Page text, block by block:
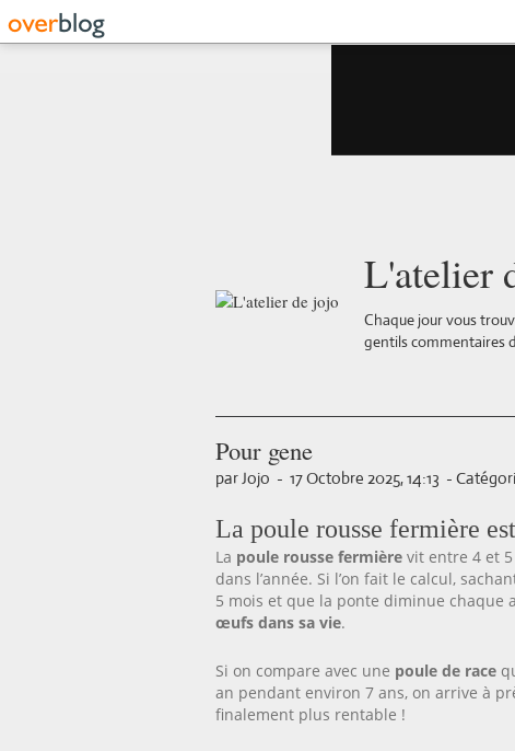
L'atelier
Chaque jour vous
gentils commentaires
Pour gene
par Jojo - 17 Octobre 2025, 14:13 -
La poule rousse fermière
La poule rousse fermière vit entre 4 et
dans l’année. Si l’on fait le calcul,
5 mois et que la ponte diminue chaque
œufs dans sa vie.
Si on compare avec une poule de race
an pendant environ 7 ans, on arrive à
finalement plus rentable !